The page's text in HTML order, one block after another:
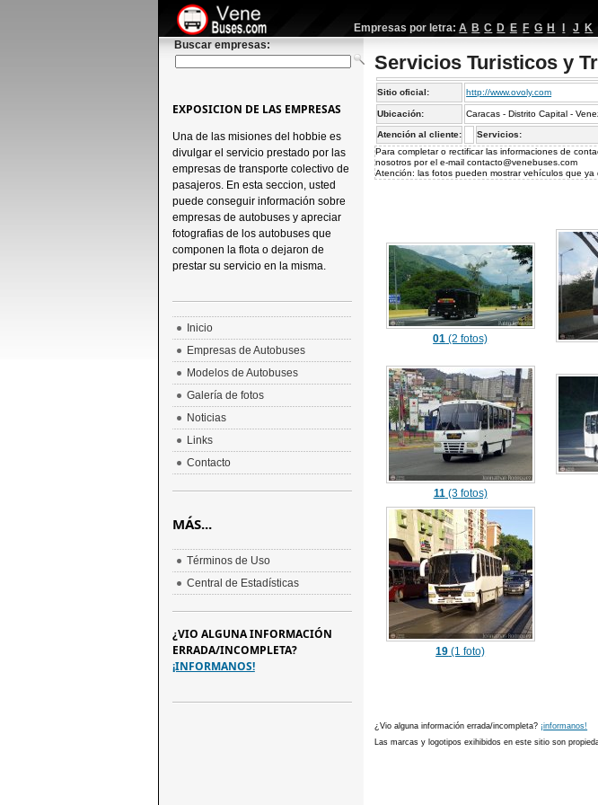
Empresas por letra: A B C D E F G H J K
Buscar empresas:
Servicios Turisticos y
Sitio oficial: http://www.ovoly.com
Ubicación: Caracas - Distrito Capital -
Atención al cliente:
Servicios:
Para completar o rectificar las informaciones de
nosotros por el e-mailcontacto@venebuses.com
Atención: las fotos pueden mostrar vehículos que ya
01 (2 fotos)
11(3 fotos)
19 (1 foto)
¿Vio alguna información errada/incompleta? ¡informanos!
Las marcas y logotipos exihibidos en este sitio son
EXPOSICION DE LAS EMPRESAS
Una de las misiones del hobbie es
divulgar el servicio prestado por las
empresas de transporte colectivo de
pasajeros. En esta seccion, usted
puede conseguir información sobre
empresas de autobuses y apreciar
fotografias de los autobuses que
componen la flota o dejaron de
prestar su servicio en la misma.
Inicio
Empresas de Autobuses
Modelos de Autobuses
Galería de fotos
Noticias
Links
Contacto
MÁS...
Términos de Uso
Central de Estadísticas
¿VIO ALGUNA INFORMACIÓN
ERRADA/INCOMPLETA?
¡INFORMANOS!